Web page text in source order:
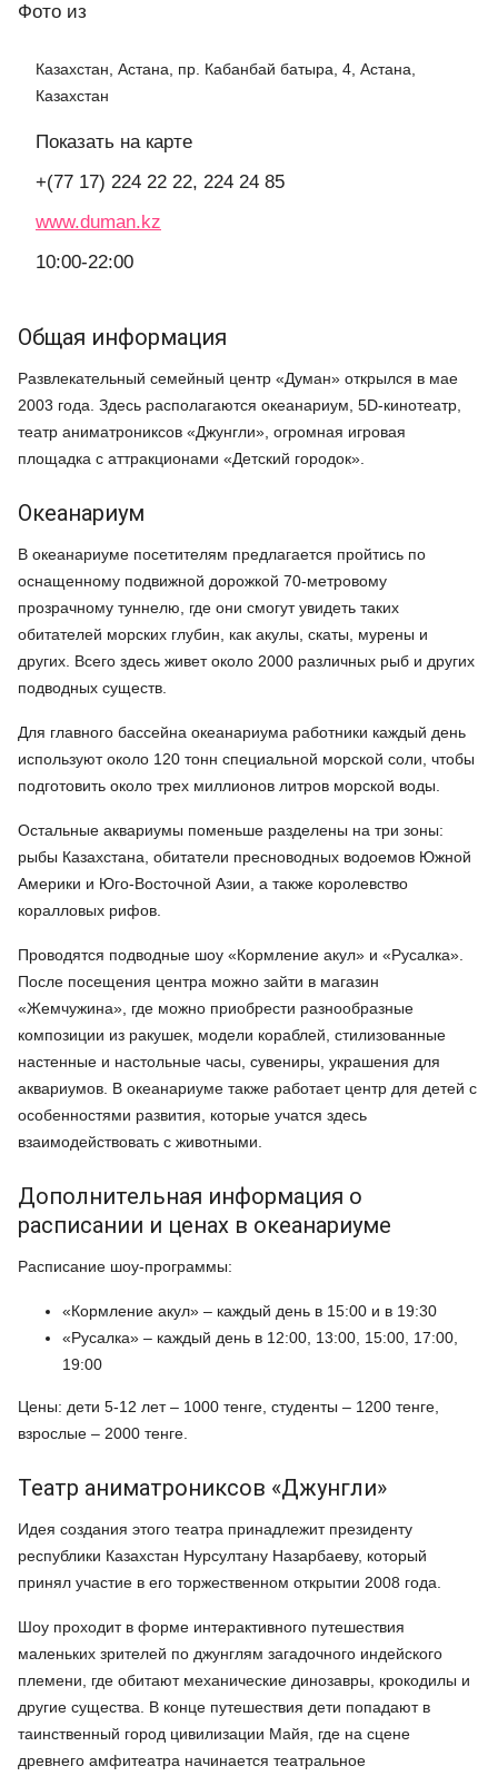
Фото из
Казахстан, Астана, пр. Кабанбай батыра, 4, Астана,
Казахстан
Показать на карте
+(77 17) 224 22 22, 224 24 85
www.duman.kz
10:00-22:00
Общая информация
Развлекательный семейный центр «Думан» открылся в мае
2003 года. Здесь располагаются океанариум, 5D-кинотеатр,
театр аниматрониксов «Джунгли», огромная игровая
площадка с аттракционами «Детский городок».
Океанариум
В океанариуме посетителям предлагается пройтись по
оснащенному подвижной дорожкой 70-метровому
прозрачному туннелю, где они смогут увидеть таких
обитателей морских глубин, как акулы, скаты, мурены и
других. Всего здесь живет около 2000 различных рыб и других
подводных существ.
Для главного бассейна океанариума работники каждый день
используют около 120 тонн специальной морской соли, чтобы
подготовить около трех миллионов литров морской воды.
Остальные аквариумы поменьше разделены на три зоны:
рыбы Казахстана, обитатели пресноводных водоемов Южной
Америки и Юго-Восточной Азии, а также королевство
коралловых рифов.
Проводятся подводные шоу «Кормление акул» и «Русалка».
После посещения центра можно зайти в магазин
«Жемчужина», где можно приобрести разнообразные
композиции из ракушек, модели кораблей, стилизованные
настенные и настольные часы, сувениры, украшения для
аквариумов. В океанариуме также работает центр для детей с
особенностями развития, которые учатся здесь
взаимодействовать с животными.
Дополнительная информация о
расписании и ценах в океанариуме
Расписание шоу-программы:
«Кормление акул» – каждый день в 15:00 и в 19:30
«Русалка» – каждый день в 12:00, 13:00, 15:00, 17:00,
19:00
Цены: дети 5-12 лет – 1000 тенге, студенты – 1200 тенге,
взрослые – 2000 тенге.
Театр аниматрониксов «Джунгли»
Идея создания этого театра принадлежит президенту
республики Казахстан Нурсултану Назарбаеву, который
принял участие в его торжественном открытии 2008 года.
Шоу проходит в форме интерактивного путешествия
маленьких зрителей по джунглям загадочного индейского
племени, где обитают механические динозавры, крокодилы и
другие существа. В конце путешествия дети попадают в
таинственный город цивилизации Майя, где на сцене
древнего амфитеатра начинается театральное